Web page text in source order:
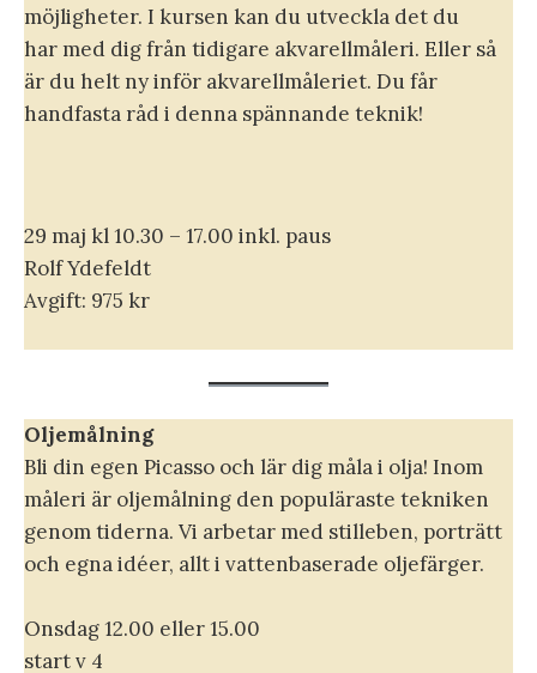
möjligheter. I kursen kan du utveckla det du
har med dig från tidigare akvarellmåleri. Eller så
är du helt ny inför akvarellmåleriet. Du får
handfasta råd i denna spännande teknik!
29 maj kl 10.30 – 17.00 inkl. paus
Rolf Ydefeldt
Avgift: 975 kr
Oljemålning
Bli din egen Picasso och lär dig måla i olja! Inom
måleri är oljemålning den populäraste tekniken
genom tiderna. Vi arbetar med stilleben, porträtt
och egna idéer, allt i vattenbaserade oljefärger.
Onsdag 12.00 eller 15.00
start v 4